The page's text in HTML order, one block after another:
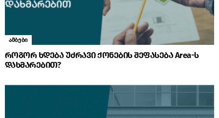
ამბები
როგორ ხდება უძრავი ქონების შეფასება Area-ს
დახმარებით?